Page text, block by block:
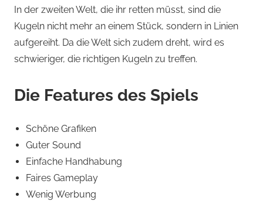
In der zweiten Welt, die ihr retten müsst, sind die
Kugeln nicht mehr an einem Stück, sondern in Linien
aufgereiht. Da die Welt sich zudem dreht, wird es
schwieriger, die richtigen Kugeln zu treffen.
Die Features des Spiels
Schöne Grafiken
Guter Sound
Einfache Handhabung
Faires Gameplay
Wenig Werbung